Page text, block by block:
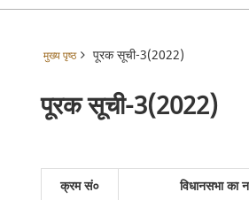
मुख्य पृष्ठ पूरक सूची-3(2022)
पूरक सूची-3(2022)
क्रम सं० विधानसभा का